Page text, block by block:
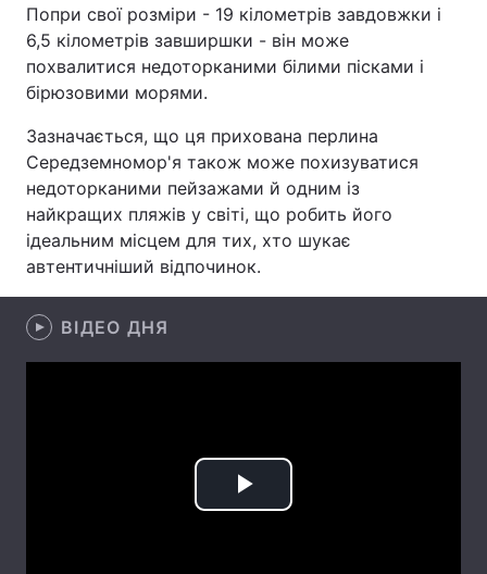
Здоров'я Туризм
Цікавинки Погода
Лонгріди
Відео з Youtube Статті
Інтерв'ю Думки
Архів
Попри свої розміри - 19 кілометрів завдовжки і
6,5 кілометрів завширшки - він може
похвалитися недоторканими білими пісками і
бірюзовими морями.
Зазначається, що ця прихована перлина
Середземномор'я також може похизуватися
недоторканими пейзажами й одним із
найкращих пляжів у світі, що робить його
ідеальним місцем для тих, хто шукає
автентичніший відпочинок.
ВІДЕО ДНЯ
Play